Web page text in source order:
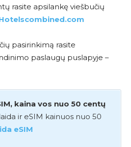
rasite apsilankę viešbučių
pasirinkimą rasite
paslaugų puslapyje –
kaina vos nuo 50 centų
ir eSIM kainuos nuo 50
eSIM